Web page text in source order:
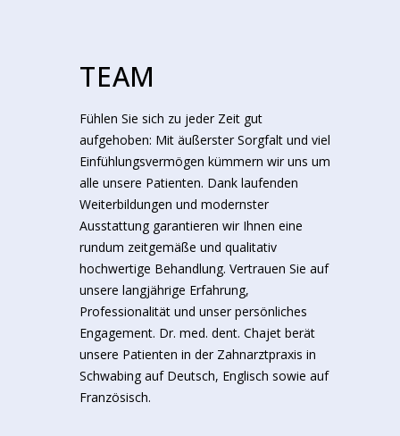
TEAM
Fühlen Sie sich zu jeder Zeit gut
aufgehoben: Mit äußerster Sorgfalt und viel
Einfühlungsvermögen kümmern wir uns um
alle unsere Patienten. Dank laufenden
Weiterbildungen und modernster
Ausstattung garantieren wir Ihnen eine
rundum zeitgemäße und qualitativ
hochwertige Behandlung. Vertrauen Sie auf
unsere langjährige Erfahrung,
Professionalität und unser persönliches
Engagement. Dr. med. dent. Chajet berät
unsere Patienten in der Zahnarztpraxis in
Schwabing auf Deutsch, Englisch sowie auf
Französisch.